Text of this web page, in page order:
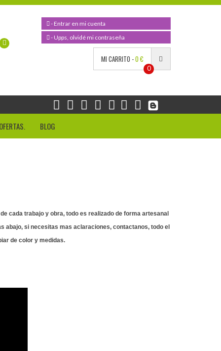
- Entrar en mi cuenta
- Upps, olvidé mi contraseña
MI CARRITO -0 €
0
OFERTAS. BLOG
cada trabajo y obra, todo es realizado de forma artesanal
abajo, si necesitas mas aclaraciones, contactanos, todo el
de color y medidas.